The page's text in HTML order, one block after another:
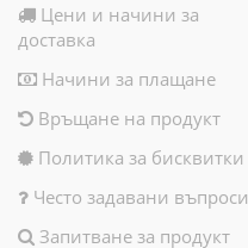
Цени и начини за
доставка
Начини за плащане
Връщане на продукт
Политика за бисквитки
Често задавани въпроси
Запитване за продукт